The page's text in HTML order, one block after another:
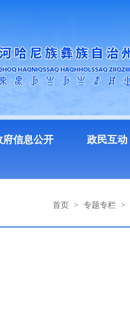
府信息公开 政民互动
首页 > 专题专栏 >